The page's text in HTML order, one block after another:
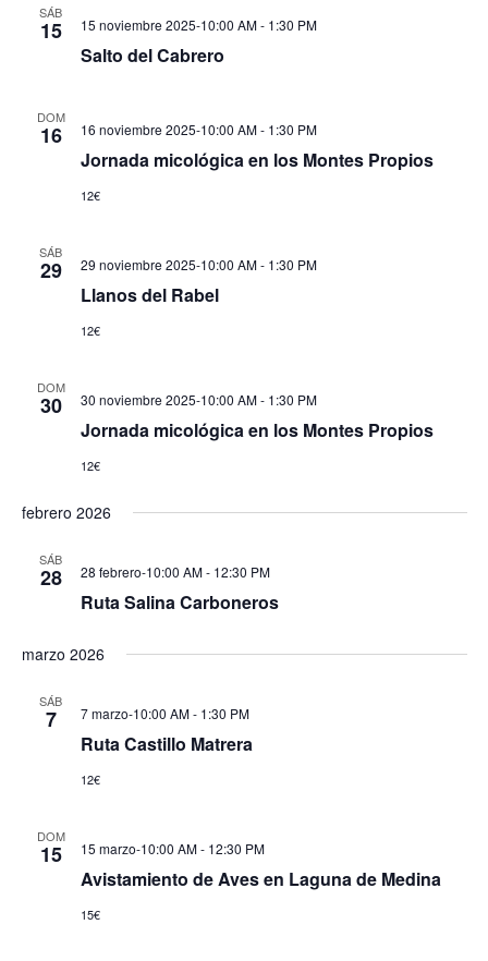
SÁB
15 15 noviembre 2025-10:00 AM- 1:30 PM
Salto del Cabrero
DOM
16 16 noviembre 2025-10:00 AM- 1:30 PM
Jornada micológica en los Montes Propios
12€
SÁB
29 29 noviembre 2025-10:00 AM- 1:30 PM
Llanos del Rabel
12€
DOM
30 30 noviembre 2025-10:00 AM- 1:30 PM
Jornada micológica en los Montes Propios
12€
febrero 2026
SÁB
28 28 febrero-10:00 AM- 12:30 PM
Ruta Salina Carboneros
marzo 2026
SÁB
7 7 marzo-10:00 AM- 1:30 PM
Ruta Castillo Matrera
12€
DOM
15 15 marzo-10:00 AM- 12:30 PM
Avistamiento de Aves en Laguna de Medina
15€